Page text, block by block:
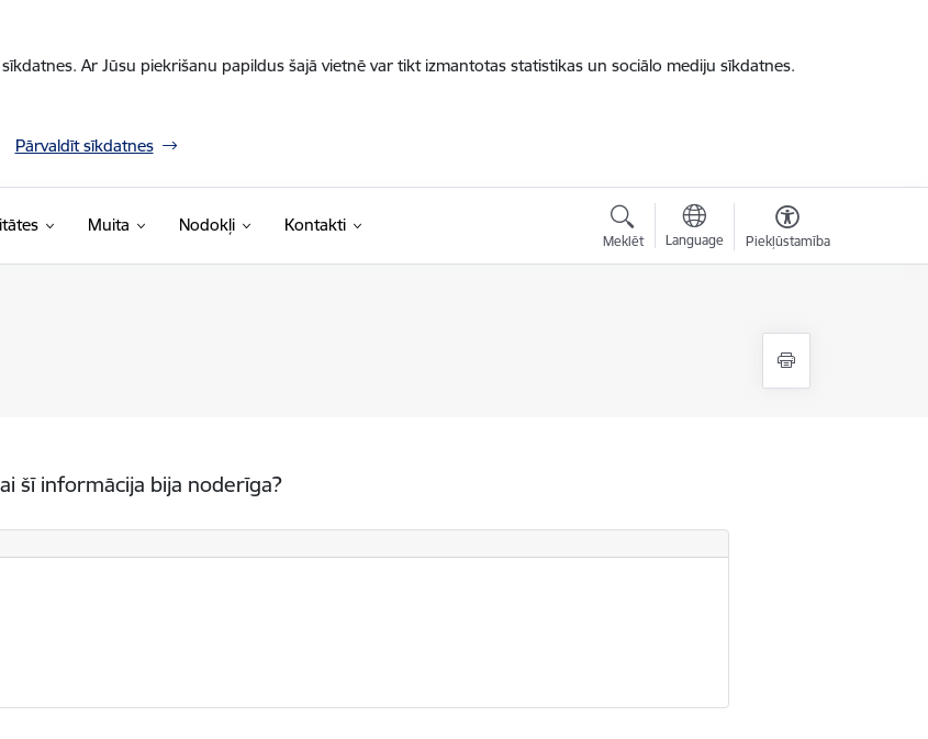
Ar Jūsu piekrišanu papildus šajā vietnē var tikt izmantotas statistikas un sociālo mediju sīkdatnes.
Pārvaldīt sīkdatnes
Muita Nodokļi Kontakti
Meklēt Language Piekļūstamība
šī informācija bija noderīga?